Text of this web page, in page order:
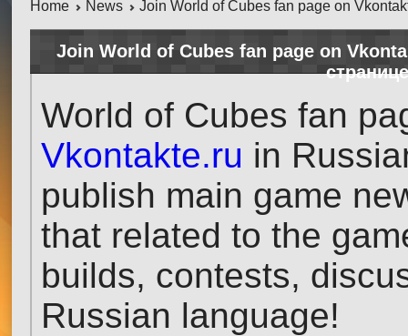
Home News Join World of Cubes fan page on
Join World of Cubes fan page on
World of Cubes fan
Vkontakte.ru in
publish main game
that related to the
builds, contests,
Russian language!